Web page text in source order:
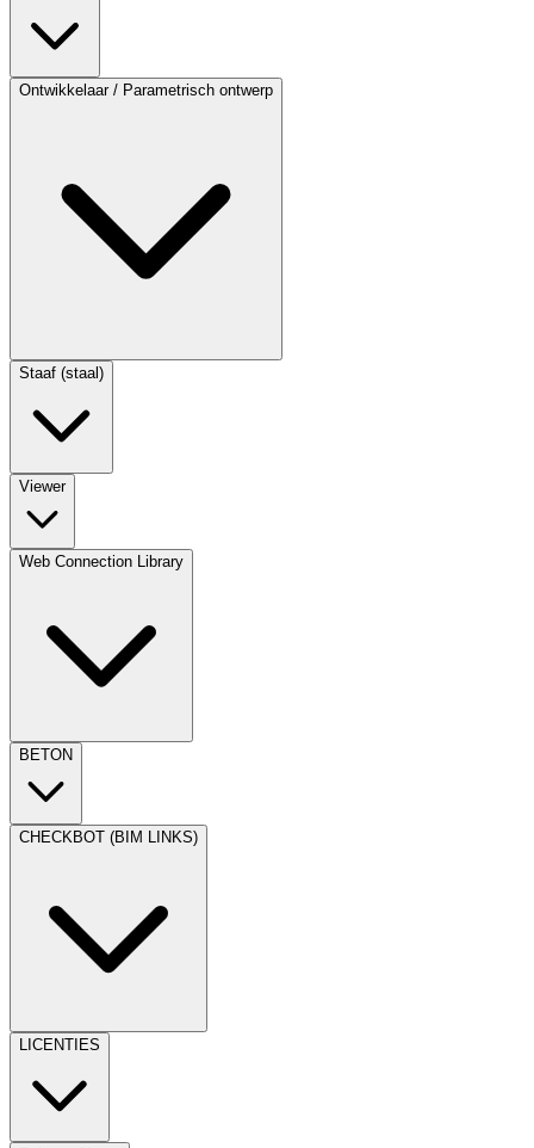
Ontwikkelaar / Parametrisch ontwerp
Staaf (staal)
Viewer
Web Connection Library
BETON
CHECKBOT (BIM LINKS)
LICENTIES